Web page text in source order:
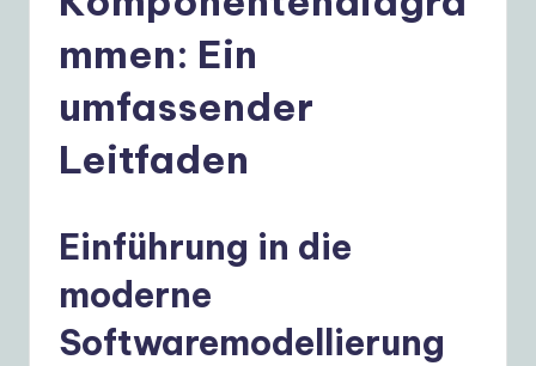
mmen: Ein
umfassender
Leitfaden
Einführung in die
moderne
Softwaremodellierung